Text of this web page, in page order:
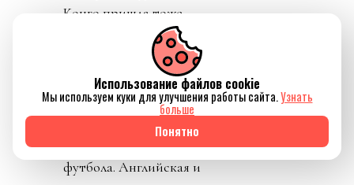
Конго пришла тоже
уточнить, где за
поддержку Инфантино
им выдадут их взятку и
поблагодарить лично
товарища Инфантино за
развитие конголезского
футбола. Английская и
Использование файлов cookie
Мы используем куки для улучшения работы сайта.Узнать
больше
Понятно